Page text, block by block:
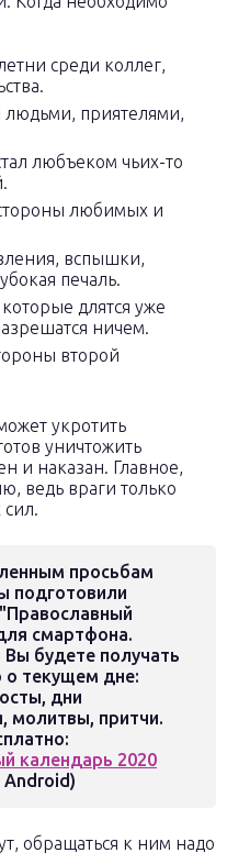
среди коллег,
людьми, приятелями,
любъеком чьих-то
любимых и
вспышки,
печаль.
длятся уже
ничем.
второй
укротить
уничтожить
и наказан. Главное,
ведь враги только
сил.
просьбам
подготовили
смартфона.
будете получать
текущем дне:
дни
молитвы, притчи.
календарь 2020
Android)
обращаться к ним надо